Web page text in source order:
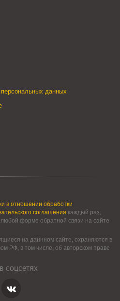
данных
в отношении обработки
соглашения каждый раз,
любой форме обратной связи на сайте
на даннном сайте, охраняются в
РФ, в том числе, об авторском праве
соцсетях